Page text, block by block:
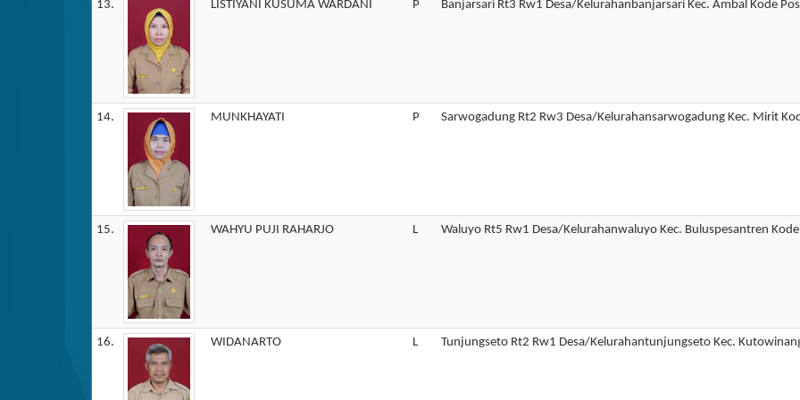
13. LISTIYANI KUSUMA WARDANI P Banjarsari Rt3 Rw1 Desa/Kelurahanbanjarsari Kec. Ambal Kode
14. MUNKHAYATI P Sarwogadung Rt2 Rw3 Desa/Kelurahansarwogadung Kec. Mirit
15. WAHYU PUJI RAHARJO L Waluyo Rt5 Rw1 Desa/Kelurahanwaluyo Kec. Buluspesantren
16. WIDANARTO L Tunjungseto Rt2 Rw1 Desa/Kelurahantunjungseto Kec.